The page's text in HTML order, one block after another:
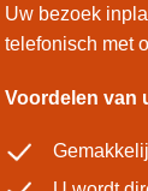
Uw bezoek
telefonisch met
Voordelen van